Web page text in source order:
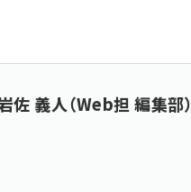
佐 義人（Web担 編集部）